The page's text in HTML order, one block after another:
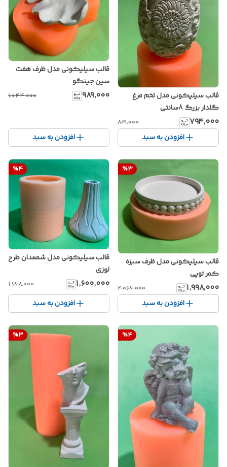
قالب سیلیکونی مدل تخم مرغ
گلدار بزرگ 8سانتی
۷۹۴٬۰۰۰ ۸۲۱٬۰۰۰
افزودن به سبد
قالب سیلیکونی مدل ظرف هفت
سین جینگو
۹۸۹٬۰۰۰ ۱٬۰۴۴٬۰۰۰
افزودن به سبد
%3
قالب سیلیکونی مدل ظرف سبزه
کمر توپی
۱٬۹۹۸٬۰۰۰ ۲٬۰۶۶٬۰۰۰
افزودن به سبد
%4
قالب سیلیکونی مدل شمعدان طرح
لوزی
۱٬۶۰۰٬۰۰۰ ۱٬۶۶۸٬۰۰۰
افزودن به سبد
%4
%3